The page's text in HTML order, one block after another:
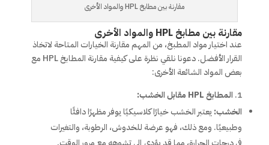
مقارنة بين مطابخ HPL والمواد الأخرى
مقارنة بين مطابخ HPL والمواد الأخرى
عند اختيار مواد المطبخ، من المهم مقارنة الخيارات المتاحة لاتخاذ
القرار الأفضل. دعونا نلقي نظرة على كيفية مقارنة المطابخ HPL مع
بعض المواد الشائعة الأخرى:
المطابخ HPL مقابل الخشب:
الخشب: يعتبر الخشب خيارًا كلاسيكيًا يوفر مظهرًا دافئًا
وطبيعيًا. ومع ذلك، فهو عرضة للخدوش، الرطوبة، والتغيرات